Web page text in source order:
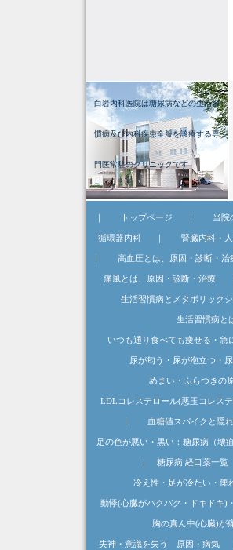
白岩内科医院は糖尿病などの生活習
慣病及び内科疾患全般を診療する専
門医常駐のクリニックです
｜ トップページ ｜ 当院
循環器内科 ｜ 腎臓内科・
｜ 高血圧とは、原因・診断・治
痛風とは、原因・診断・治療
生活習慣病とメタボリック
生活習慣病と
いつも通り食べても痩せる・急
尿が匂う・尿が泡立つ・
めまい・ふらつきの
LDLコレステロール(悪玉コレス
｜ 血糖値スパイクと隠
足の色が悪い・黒い：糖尿病（壊疽
｜ 糖尿病 経口薬一覧
冷え性・足が冷たい・痺
動悸(心臓がバクバク・ドキドキ)
胸の真ん中(心臓)が
失神・意識を失う 原因・病気